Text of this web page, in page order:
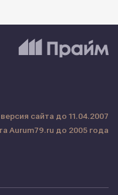
сайта до 11.04.2007
Aurum79.ru до 2005 года